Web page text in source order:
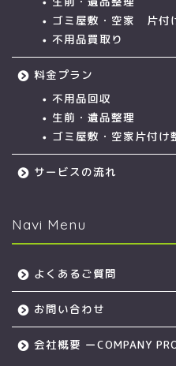
ゴミ屋敷・空家 片付
不用品買取り
料金プラン
不用品回収
生前・遺品整理
ゴミ屋敷・空家片付け
サービスの流れ
Navi Menu
よくあるご質問
お問い合わせ
会社概要 ーCOMPANY